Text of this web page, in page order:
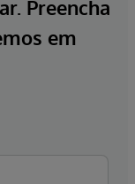
Preencha
em